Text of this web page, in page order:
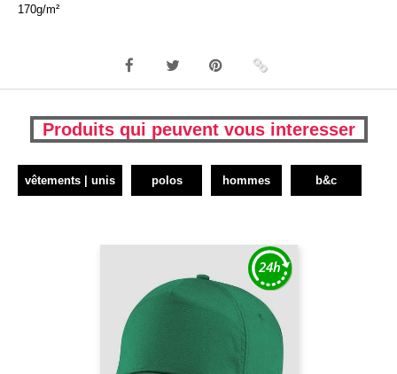
170g/m²
Produits qui peuvent vous interesser
vêtements | unis polos hommes b&c